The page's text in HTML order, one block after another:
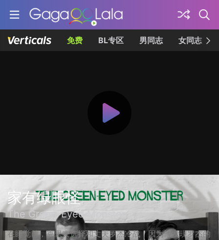
免费 BL专区 男同志 女同志
家有绿眼怪
The Green-Eyed Monster
在睡觉前，克里夫选择和丈夫罗杰冷战，因为他发现罗杰的